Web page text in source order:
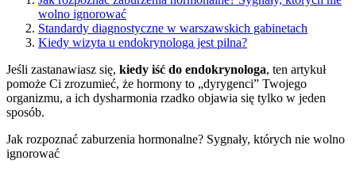
wolno ignorować
Standardy diagnostyczne w warszawskich gabinetach
Kiedy wizyta u endokrynologa jest pilna?
Jeśli zastanawiasz się, kiedy iść do endokrynologa, ten artykuł
pomoże Ci zrozumieć, że hormony to „dyrygenci” Twojego
organizmu, a ich dysharmonia rzadko objawia się tylko w jeden
sposób.
Jak rozpoznać zaburzenia hormonalne? Sygnały, których nie wolno
ignorować